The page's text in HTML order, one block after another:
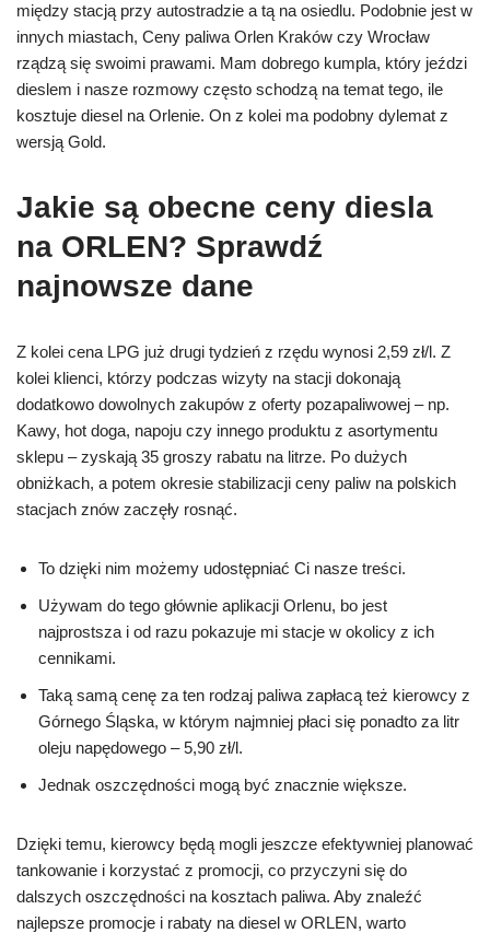
między stacją przy autostradzie a tą na osiedlu. Podobnie jest w
innych miastach, Ceny paliwa Orlen Kraków czy Wrocław
rządzą się swoimi prawami. Mam dobrego kumpla, który jeździ
dieslem i nasze rozmowy często schodzą na temat tego, ile
kosztuje diesel na Orlenie. On z kolei ma podobny dylemat z
wersją Gold.
Jakie są obecne ceny diesla
na ORLEN? Sprawdź
najnowsze dane
Z kolei cena LPG już drugi tydzień z rzędu wynosi 2,59 zł/l. Z
kolei klienci, którzy podczas wizyty na stacji dokonają
dodatkowo dowolnych zakupów z oferty pozapaliwowej – np.
Kawy, hot doga, napoju czy innego produktu z asortymentu
sklepu – zyskają 35 groszy rabatu na litrze. Po dużych
obniżkach, a potem okresie stabilizacji ceny paliw na polskich
stacjach znów zaczęły rosnąć.
To dzięki nim możemy udostępniać Ci nasze treści.
Używam do tego głównie aplikacji Orlenu, bo jest
najprostsza i od razu pokazuje mi stacje w okolicy z ich
cennikami.
Taką samą cenę za ten rodzaj paliwa zapłacą też kierowcy z
Górnego Śląska, w którym najmniej płaci się ponadto za litr
oleju napędowego – 5,90 zł/l.
Jednak oszczędności mogą być znacznie większe.
Dzięki temu, kierowcy będą mogli jeszcze efektywniej planować
tankowanie i korzystać z promocji, co przyczyni się do
dalszych oszczędności na kosztach paliwa. Aby znaleźć
najlepsze promocje i rabaty na diesel w ORLEN, warto